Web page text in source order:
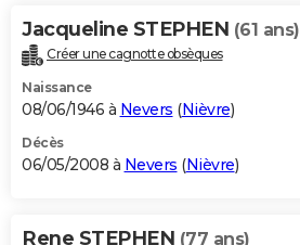
Jacqueline STEPHEN (61 ans)
Créer une cagnotte obsèques
Naissance
08/06/1946 à Nevers (Nièvre)
Décès
06/05/2008 à Nevers (Nièvre)
Rene STEPHEN (77 ans)